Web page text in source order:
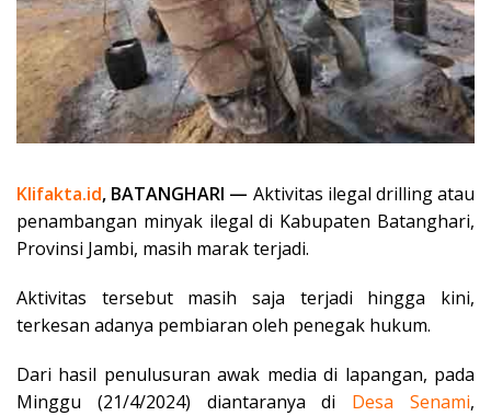
Klifakta.id, BATANGHARI — Aktivitas ilegal drilling atau
penambangan minyak ilegal di Kabupaten Batanghari,
Provinsi Jambi, masih marak terjadi.
Aktivitas tersebut masih saja terjadi hingga kini,
terkesan adanya pembiaran oleh penegak hukum.
Dari hasil penulusuran awak media di lapangan, pada
Minggu (21/4/2024) diantaranya di Desa Senami,